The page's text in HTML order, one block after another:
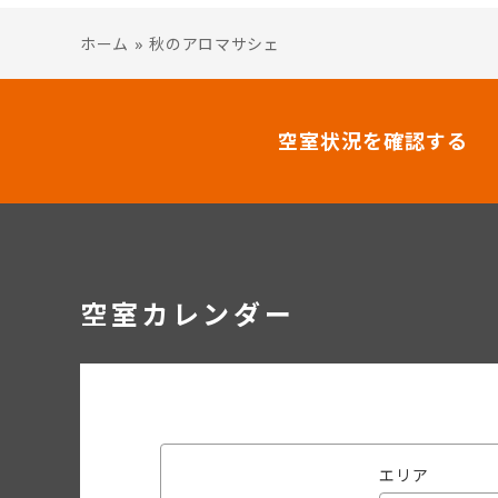
ホーム »秋のアロマサシェ
空室状況を確認する
空室カレンダー
エリア